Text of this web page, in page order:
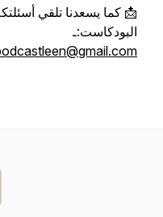
📩 كما يسعدنا تلقي
البودكاست:ـ